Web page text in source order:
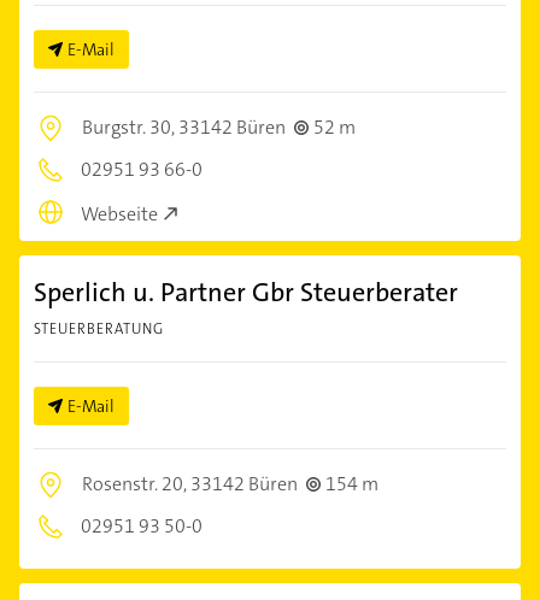
E-Mail
Burgstr. 30,33142 Büren
52 m
02951 93 66-0
Webseite
Sperlich u. Partner Gbr Steuerberater
STEUERBERATUNG
E-Mail
Rosenstr. 20,33142 Büren
154 m
02951 93 50-0